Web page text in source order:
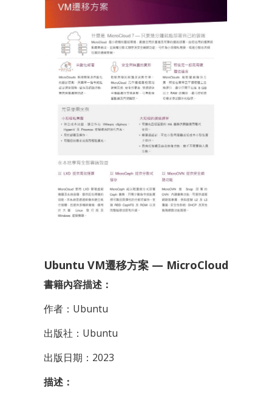
Ubuntu VM遷移方案 — MicroCloud
書籍內容描述：
作者：Ubuntu
出版社：Ubuntu
出版日期：2023
描述：